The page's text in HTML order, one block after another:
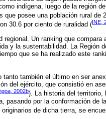
indígena, luego de la región
posee una población rural de
30.6 por ciento de ruralidad ( INE,
Un ranking que compara
y la sustentabilidad. La Región
que se ha realizado este
también el último en ser
del ejército, que consistió en
2002b). La historia del
pasando por la conformación de
de dicha tierra, se